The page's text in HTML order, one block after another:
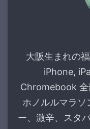
大阪生まれの
iPhone,
Chromebook 全
ホノルルマラソ
ー、激辛、スタ